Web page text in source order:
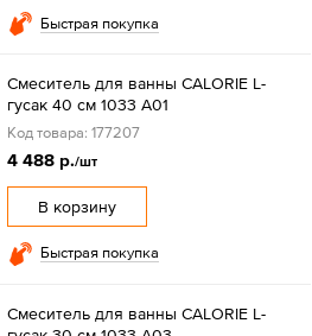
Быстрая покупка
Смеситель для ванны CALORIE L-
гусак 40 см 1033 А01
Код товара: 177207
4 488 р./шт
В корзину
Быстрая покупка
Смеситель для ванны CALORIE L-